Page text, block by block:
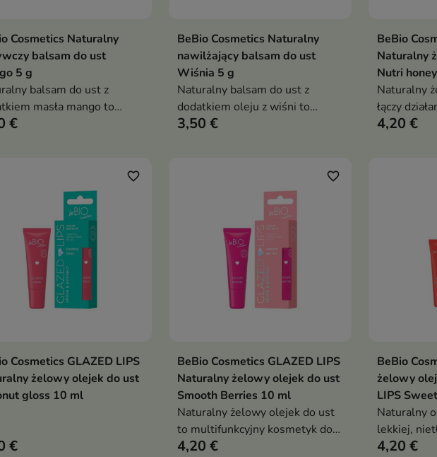
Dodaj do koszyka
Cosmetics Naturalny
balsam do ust
5 g
balsam do ust z
masła mango to
pielęgnacja dla ust
€
Dodaj do koszyka
BeBio Cosmetics Naturalny
nawilżający balsam do ust
Wiśnia 5 g
Naturalny balsam do ust z
dodatkiem oleju z wiśni to
skuteczna i bezpieczna
3,50 €
BeBio
Naturalny
Nutri
Naturalny
łączy
subtelnym
4,20 €
Dodaj do koszyka
favorite_border
Cosmetics GLAZED LIPS
żelowy olejek do ust
gloss 10 ml
€
Dodaj do koszyka
favorite_border
BeBio Cosmetics GLAZED LIPS
Naturalny żelowy olejek do ust
Smooth Berries 10 ml
Naturalny żelowy olejek do ust
to multifunkcyjny kosmetyk do
całodziennej pielęgnacji ust
4,20 €
BeBio
żelowy
LIPS
Naturalny
lekkiej,
zapewnia
4,20 €